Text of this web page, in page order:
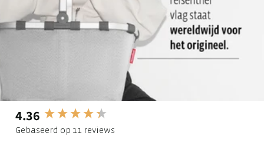
4.36
Gebaseerd op 11 reviews
New content loaded